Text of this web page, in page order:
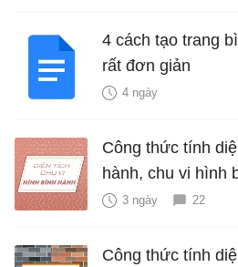
4 cách tạo trang
rất đơn giản
4 ngày
Công thức tính
hành, chu vi hình
3 ngày 22
Công thức tính